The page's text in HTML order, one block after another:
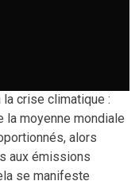
crise climatique :
moyenne mondiale
alors
aux émissions
se manifeste